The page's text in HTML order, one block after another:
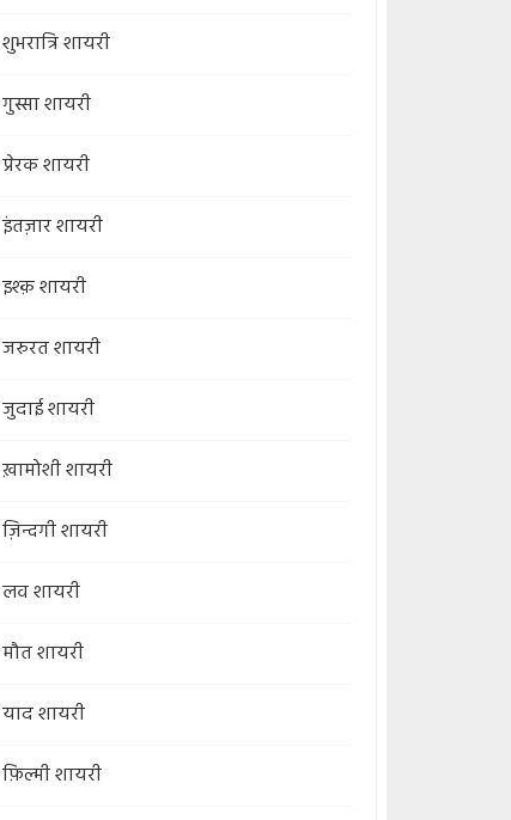
शुभरात्रि शायरी
गुस्सा शायरी
प्रेरक शायरी
इंतज़ार शायरी
इश्क़ शायरी
जरुरत शायरी
जुदाई शायरी
ख़ामोशी शायरी
ज़िन्दगी शायरी
लव शायरी
मौत शायरी
याद शायरी
फ़िल्मी शायरी